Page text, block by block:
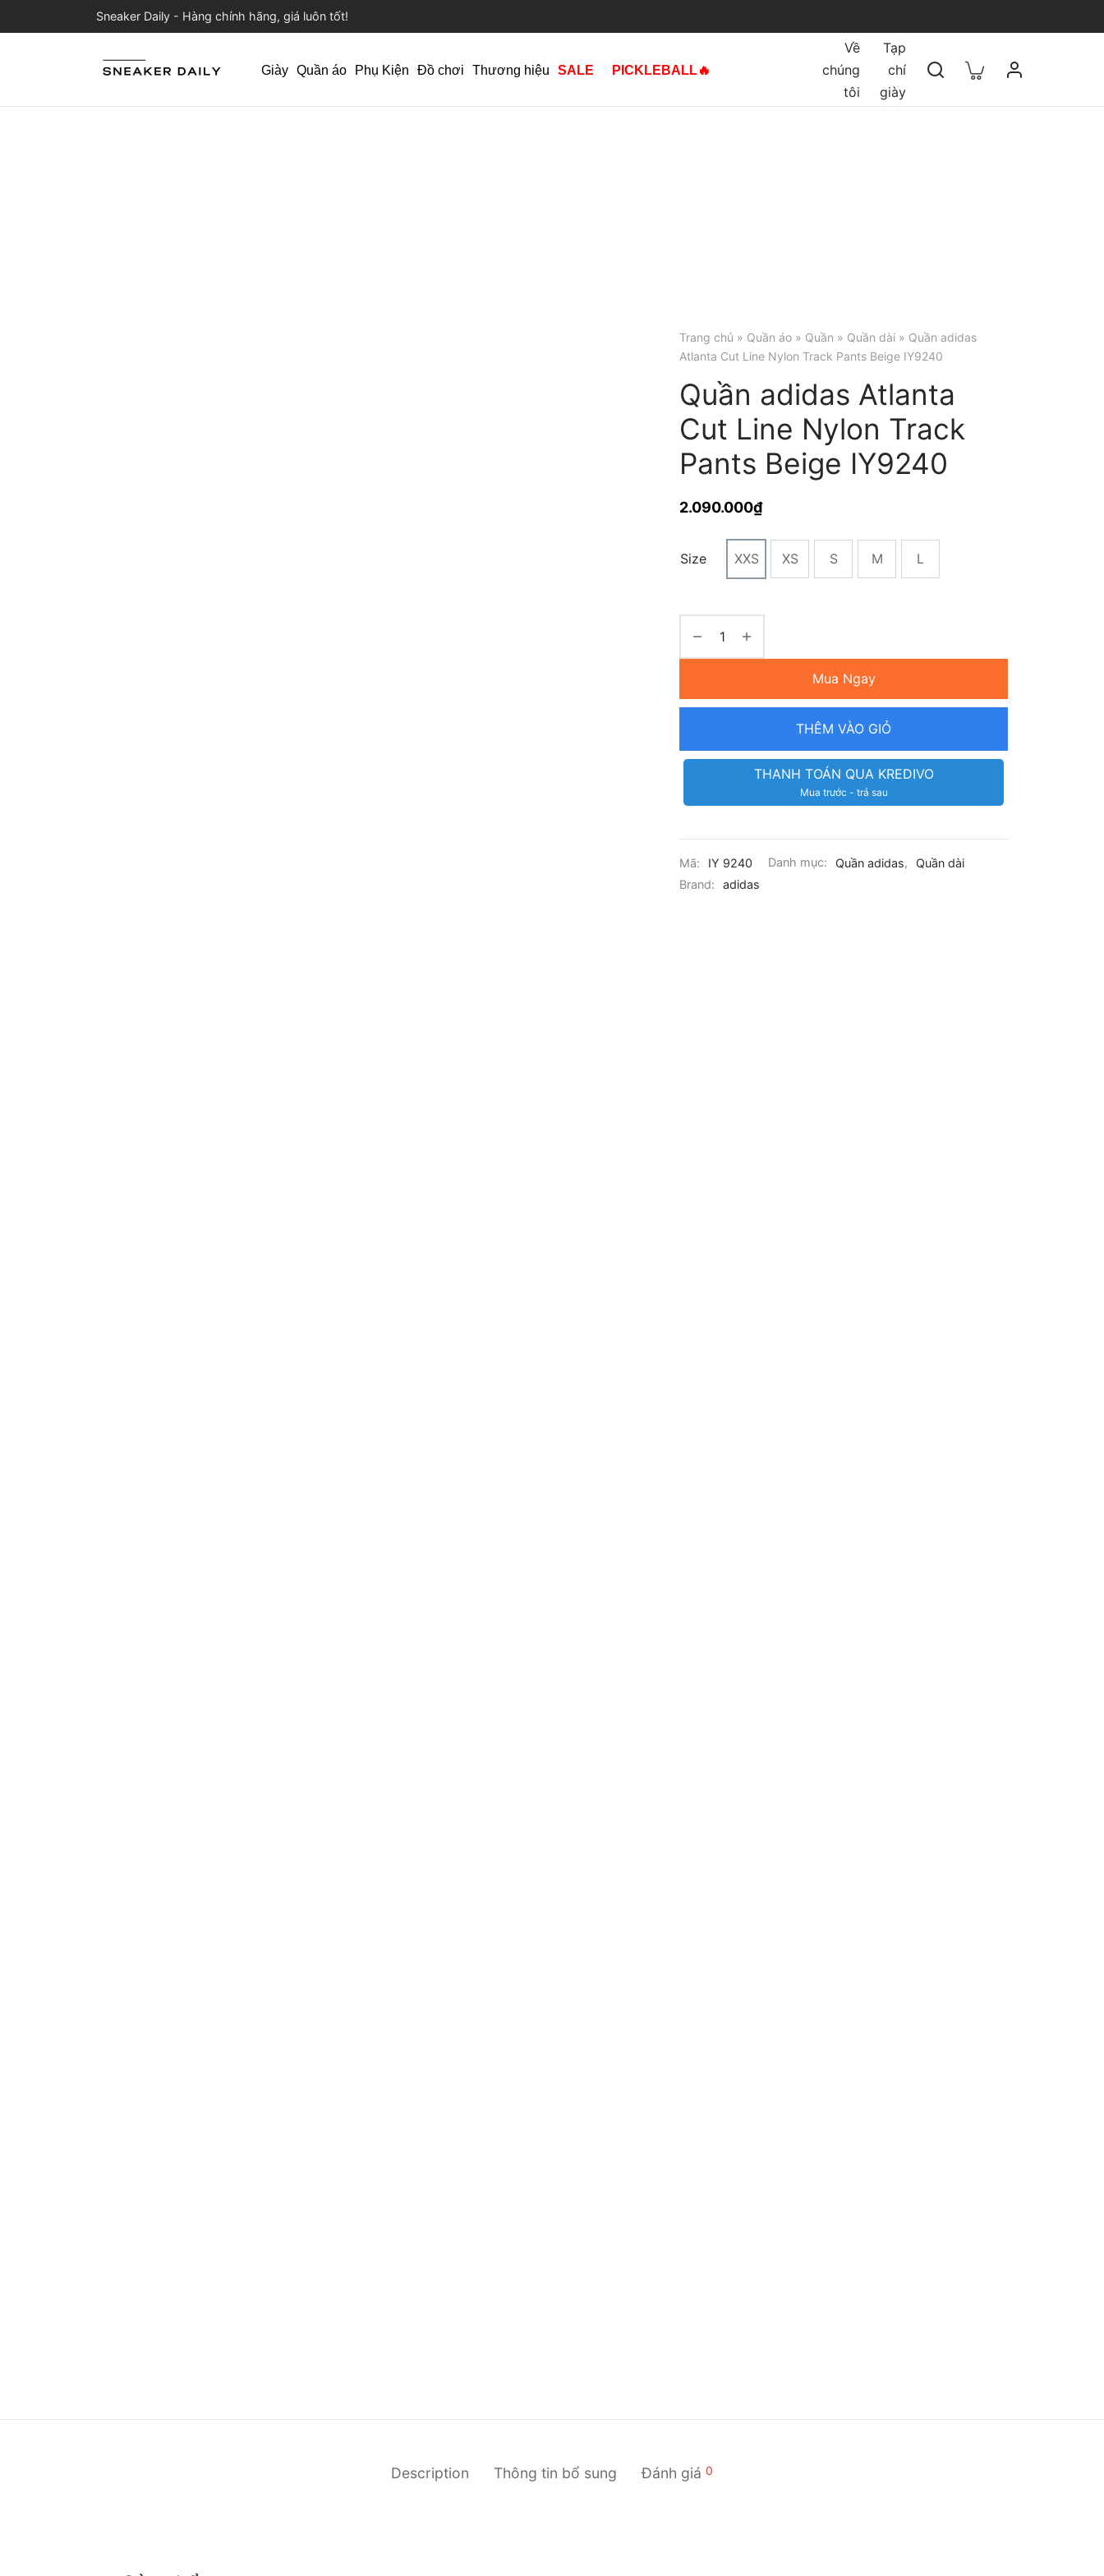
Sneaker Daily - Hàng chính hãng, giá luôn tốt!
Giày Quần áo Phụ Kiện Đồ chơi Thương hiệu SALE PICKLEBALL🔥
Về
chúng
tôi
Tạp
chí
giày
Trang chủ » Quần áo » Quần » Quần dài » Quần adidas
Atlanta Cut Line Nylon Track Pants Beige IY9240
Quần adidas Atlanta
Cut Line Nylon Track
Pants Beige IY9240
2.090.000₫
Size XXS XS S M L
Mua Ngay
THÊM VÀO GIỎ
THANH TOÁN QUA KREDIVO
Mua trước - trả sau
Mã: IY 9240 Danh mục: Quần adidas,
Quần dài
Brand:
adidas
Description Thông tin bổ sung Đánh giá 0